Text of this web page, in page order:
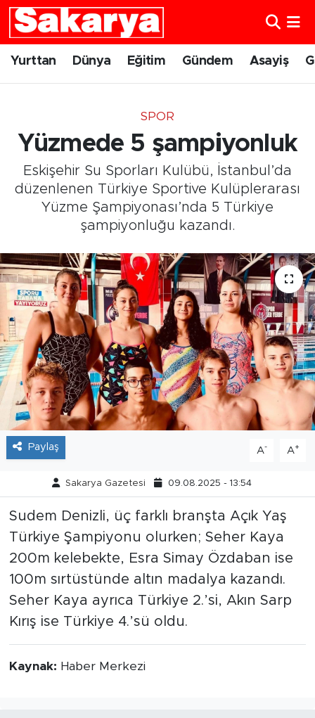
Yurttan Dünya Eğitim Gündem Asayiş
SPOR
Yüzmede 5 şampiyonluk
Eskişehir Su Sporları Kulübü, İstanbul’da
düzenlenen Türkiye Sportive Kulüplerarası
Yüzme Şampiyonası’nda 5 Türkiye
şampiyonluğu kazandı.
Paylaş A- A+
Sakarya Gazetesi 09.08.2025 - 13:54
Sudem Denizli, üç farklı branşta Açık Yaş
Türkiye Şampiyonu olurken; Seher Kaya
200m kelebekte, Esra Simay Özdaban ise
100m sırtüstünde altın madalya kazandı.
Seher Kaya ayrıca Türkiye 2.’si, Akın Sarp
Kırış ise Türkiye 4.’sü oldu.
Kaynak: Haber Merkezi
Yurttan
Eskişehirspor
Sağlık
Kültür Sanat
Tarihçe
Resmi İlanlar
Söyleşi
Foto Şaka
Teknoloji
Politika
Eskişehir Nöbetçi Eczaneler
Eskişehir Trafik Yoğunluk Haritası
Süper Lig Puan Durumu ve Fikstür
Tüm Manşetler
Son Dakika Haberleri
Haber Arşivi